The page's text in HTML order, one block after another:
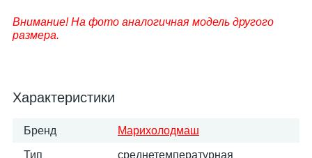
Внимание! На фото аналогичная модель другого
размера.
Характеристики
Бренд Марихолодмаш
Тип среднетемпературная